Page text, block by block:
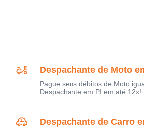
Despachante de Moto
Pague seus débitos de Moto
Despachante em PI em até 12x!
Despachante de Carro